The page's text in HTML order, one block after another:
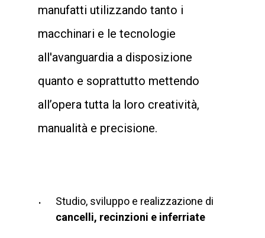
manufatti utilizzando tanto i
macchinari e le tecnologie
all'avanguardia a disposizione
quanto e soprattutto mettendo
all’opera tutta la loro creatività,
manualità e precisione.
Studio, sviluppo e realizzazione di
cancelli, recinzioni e inferriate